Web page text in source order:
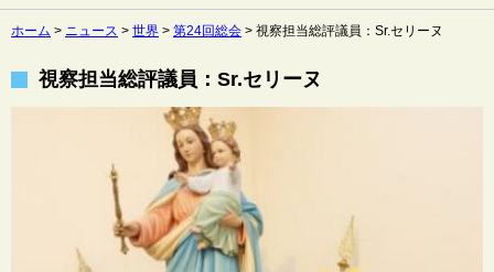
ホーム > ニュース > 世界 > 第24回総会 > 視察担当総評議員：Sr.セリーヌ
視察担当総評議員：Sr.セリーヌ